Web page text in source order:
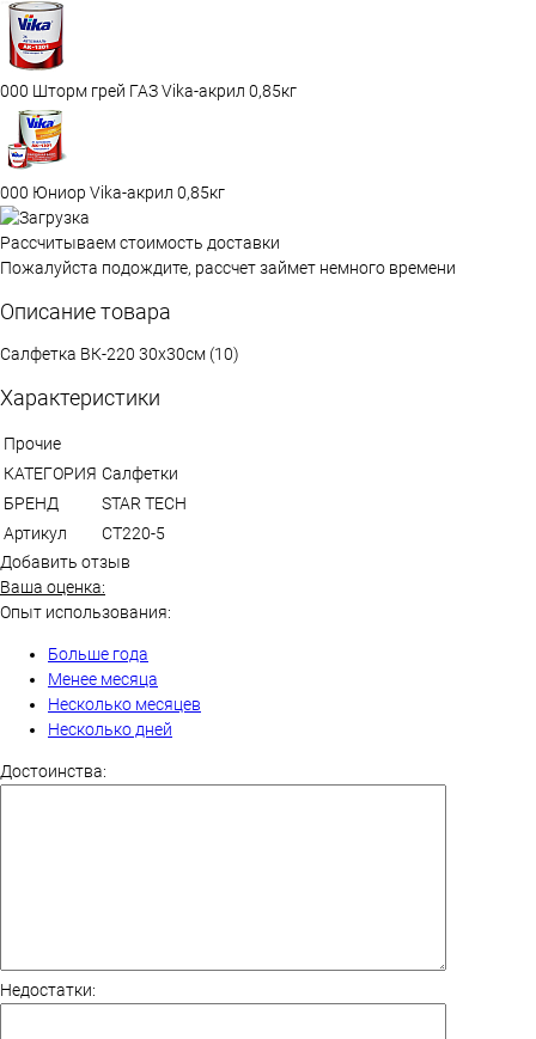
000 Шторм грей ГАЗ Vika-акрил 0,85кг
000 Юниор Vika-акрил 0,85кг
Рассчитываем стоимость доставки
Пожалуйста подождите, рассчет займет немного времени
Описание товара
Салфетка ВК-220 30х30см (10)
Характеристики
Прочие
КАТЕГОРИЯ Салфетки
БРЕНД
STAR TECH
Артикул
СТ220-5
Добавить отзыв
Ваша оценка:
Опыт использования:
Больше года
Менее месяца
Несколько месяцев
Несколько дней
Достоинства:
Недостатки: